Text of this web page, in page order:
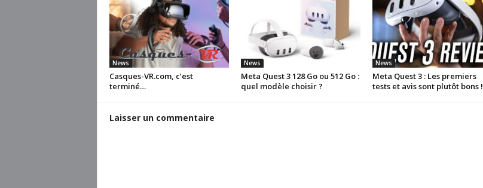
News
Casques-VR.com, c’est
terminé…
News
Meta Quest 3 128 Go ou 512 Go :
quel modèle choisir ?
News
Meta Quest 3 : Les premiers
tests et avis sont plutôt bons !
Laisser un commentaire